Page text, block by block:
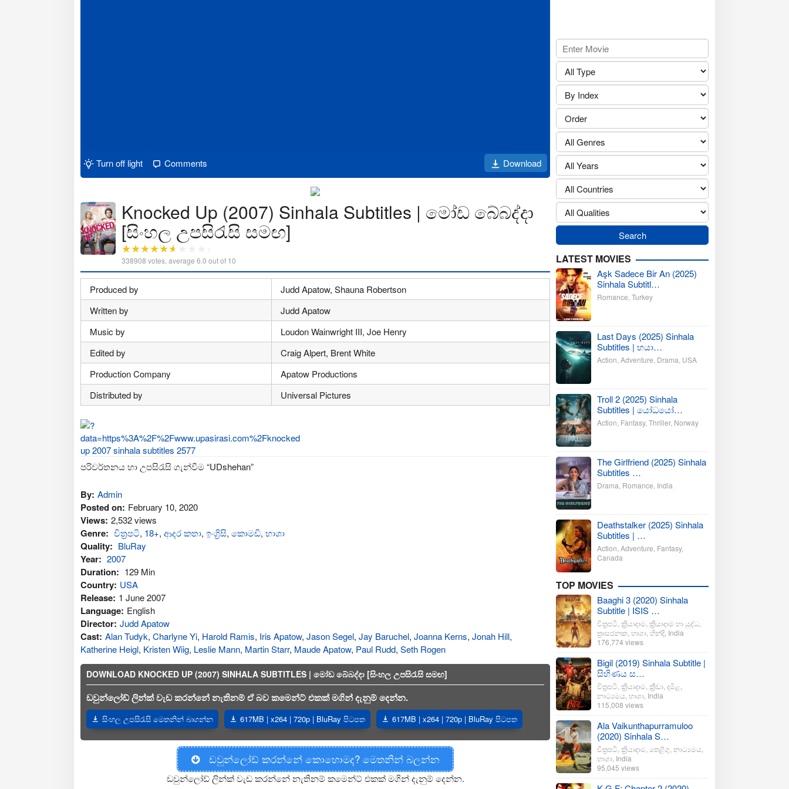
Turn off light Comments Download
Knocked Up (2007) Sinhala Subtitles | මෝඩ බේබද්දා
[සිංහල උපසිරැසි සමඟ]
338908 votes, average 6.0 out of 10
Produced by
Judd Apatow, Shauna Robertson
Written by
Judd Apatow
Music by
Loudon Wainwright III, Joe Henry
Edited by
Craig Alpert, Brent White
Production Company
Apatow Productions
Distributed by
Universal Pictures
පරිවර්තනය හා උපසිරැසි ගැන්වීම “UDshehan”
By: Admin
Posted on: February 10, 2020
Views: 2,532 views
Genre: චිත්‍රපටි, 18+, ආද‍ර කතා, ඉංග්‍රිසි, කොමඩි, භාශා
Quality: BluRay
Year: 2007
Duration: 129 Min
Country: USA
Release: 1 June 2007
Language: English
Director: Judd Apatow
Cast: Alan Tudyk, Charlyne Yi, Harold Ramis, Iris Apatow, Jason Segel, Jay Baruchel, Joanna Kerns, Jonah Hill,
Katherine Heigl, Kristen Wiig, Leslie Mann, Martin Starr, Maude Apatow, Paul Rudd, Seth Rogen
DOWNLOAD KNOCKED UP (2007) SINHALA SUBTITLES | මෝඩ බේබද්දා [සිංහල උපසිරැසි සමඟ]
ඩවුන්ලෝඩ් ලින්ක් වැඩ කරන්නේ නැතිනම් ඒ බව කමෙන්ට් එකක් මගින් දැනුම් දෙන්න.
සිංහල උපසිරැසි මෙතනින් බාගන්න 617MB | x264 | 720p | BluRay පිටපත 617MB | x264 | 720p | BluRay පිටපත
ඩවුන්ලෝඩ් කරන්නේ කොහොමද? මෙතනින් බලන්න
ඩවුන්ලෝඩ් ලින්ක් වැඩ කරන්නේ නැතිනම් කමෙන්ට් එකක් මගින් දැනුම් දෙන්න.
LATEST MOVIES
Aşk Sadece Bir An (2025)
Sinhala Subtitl…
Romance Turkey
Last Days (2025) Sinhala
Subtitles | භයා…
Action Adventure Drama USA
Troll 2 (2025) Sinhala
Subtitles | යෝධයෝ…
Action Fantasy, Thriller, Norway
The Girlfriend (2025) Sinhala
Subtitles …
Drama Romance India
Deathstalker (2025) Sinhala
Subtitles | …
Action Adventure Fantasy,
Canada
TOP MOVIES
Baaghi 3 (2020) Sinhala
Subtitle | ISIS …
චිත්‍රපටි ක්‍රියාදාම ක්‍රියාදාම හා යුද්ධ
ත්‍රාසජනක භාශා හින්දි India
176,774 views
Bigil (2019) Sinhala Subtitle |
සිහිණය ස…
චිත්‍රපටි ක්‍රියාදාම ක්‍රීඩා දමිළ
නාට්‍යමය භාශා India
115,008 views
Ala Vaikunthapurramuloo
(2020) Sinhala S…
චිත්‍රපටි ක්‍රියාදාම තෙළිගු නාට්‍යමය
භාශා India
95,045 views